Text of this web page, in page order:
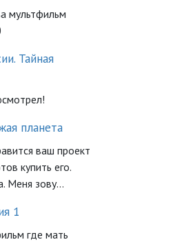
мультфильм
Тайная
планета
ваш проект
купить его.
Меня зову...
1
где мать